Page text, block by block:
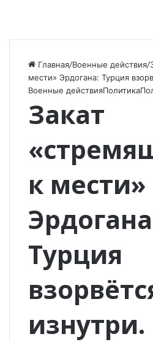
Главная/Военные действия/
мести» Эрдогана: Турция
Военные действияПолитика
Закат
к мести»
Турция
изнутри.